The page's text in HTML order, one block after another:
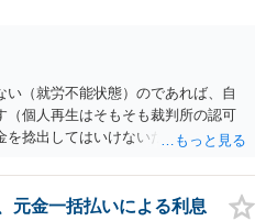
（就労不能状態）のであれば、自
（個人再生はそもそも裁判所の認可
を捻出してはいけないため任意整理
所の予納金等も法テラスが援助して
任せれば解決します。
元金一括払いによる利息